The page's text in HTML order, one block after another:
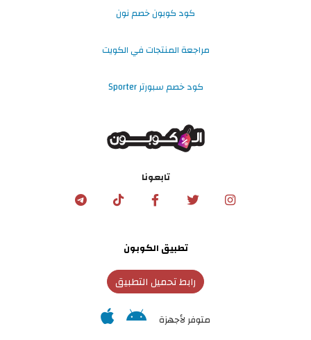
كود كوبون خصم نون
مراجعة المنتجات في الكويت
كود خصم سبورتر Sporter
تابعونا
تطبيق الكوبون
رابط تحميل التطبيق
متوفر لأجهزة